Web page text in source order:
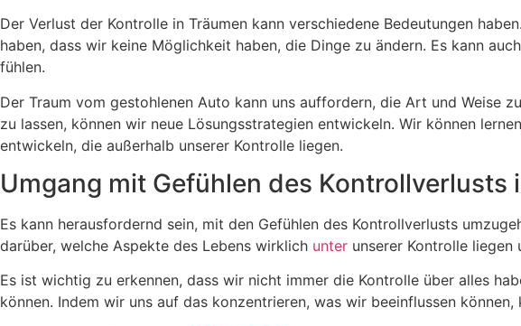
Der Verlust der Kontrolle in Träumen kann verschiedene Bedeutungen
haben, dass wir keine Möglichkeit haben, die Dinge zu ändern. Es kann
fühlen.
Der Traum vom gestohlenen Auto kann uns auffordern, die Art und Weise
zu lassen, können wir neue Lösungsstrategien entwickeln. Wir können
entwickeln, die außerhalb unserer Kontrolle liegen.
Umgang mit Gefühlen des Kontrollverlusts
Es kann herausfordernd sein, mit den Gefühlen des Kontrollverlusts
darüber, welche Aspekte des Lebens wirklich unter unserer Kontrolle liegen
Es ist wichtig zu erkennen, dass wir nicht immer die Kontrolle über alles
können. Indem wir uns auf das konzentrieren, was wir beeinflussen